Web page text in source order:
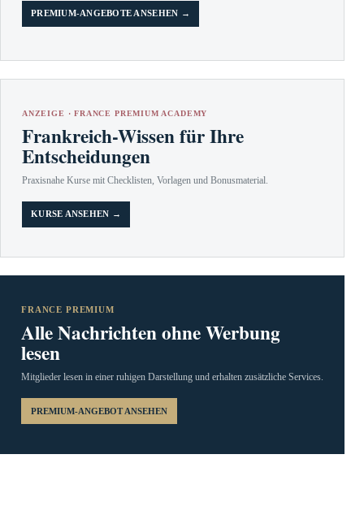
PREMIUM-ANGEBOTE ANSEHEN →
ANZEIGE · FRANCE PREMIUM ACADEMY
Frankreich-Wissen für Ihre
Entscheidungen
Praxisnahe Kurse mit Checklisten, Vorlagen und Bonusmaterial.
KURSE ANSEHEN →
FRANCE PREMIUM
Alle Nachrichten ohne Werbung
lesen
Mitglieder lesen in einer ruhigen Darstellung und erhalten zusätzliche Services.
PREMIUM-ANGEBOT ANSEHEN